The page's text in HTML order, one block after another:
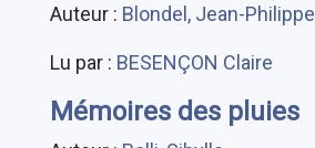
Auteur : Blondel, Jean-Philippe
Lu par : BESENÇON Claire
Mémoires des pluies